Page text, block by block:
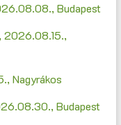
Budapest
2026.08.15.,
Nagyrákos
Budapest